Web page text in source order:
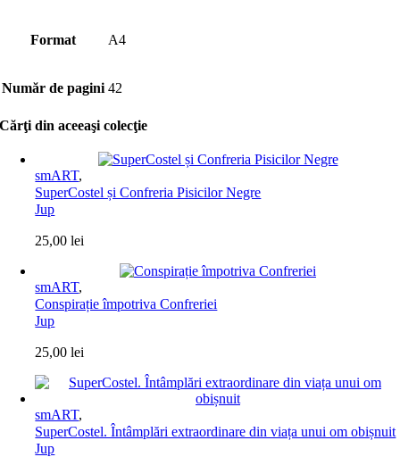
Format A4
Număr de pagini 42
Cărţi din aceeaşi colecţie
smART,
SuperCostel și Confreria Pisicilor Negre
Jup
25,00lei
smART,
Conspirație împotriva Confreriei
Jup
25,00lei
smART,
SuperCostel. Întâmplări extraordinare din viața unui om obișnuit
Jup